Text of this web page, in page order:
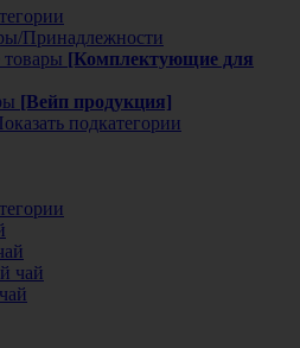
Принадлежности
товары [Комплектующие для
[Вейп продукция]
подкатегории
чай